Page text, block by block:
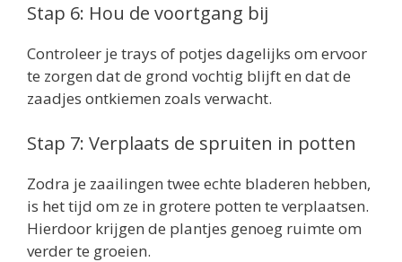
Stap 6: Hou de voortgang bij
Controleer je trays of potjes dagelijks om ervoor
te zorgen dat de grond vochtig blijft en dat de
zaadjes ontkiemen zoals verwacht.
Stap 7: Verplaats de spruiten in potten
Zodra je zaailingen twee echte bladeren hebben,
is het tijd om ze in grotere potten te verplaatsen.
Hierdoor krijgen de plantjes genoeg ruimte om
verder te groeien.